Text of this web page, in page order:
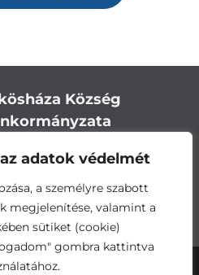
adatok védelmét
a személyre szabott
megjelenítése, valamint a
sütiket (cookie)
gombra kattintva
Község
Eleki út 28.
+36 66 244-244
@lokoshaza.hu
JZO28
•